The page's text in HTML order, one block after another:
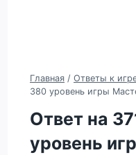
Главная / Ответы к
380 уровень игры
Ответ на
уровень